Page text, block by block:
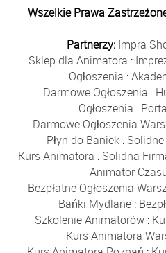
Wszelkie Prawa
Partnerzy: Impra
Sklep dla Animatora :
Ogłoszenia :
Darmowe Ogłoszenia :
Ogłoszenia :
Darmowe Ogłoszenia
Płyn do Baniek:
Kurs Animatora : Solidna
Animator
Bezpłatne Ogłoszenia
Bańki Mydlane:
Szkolenie Animatorów:
Kurs Animatora